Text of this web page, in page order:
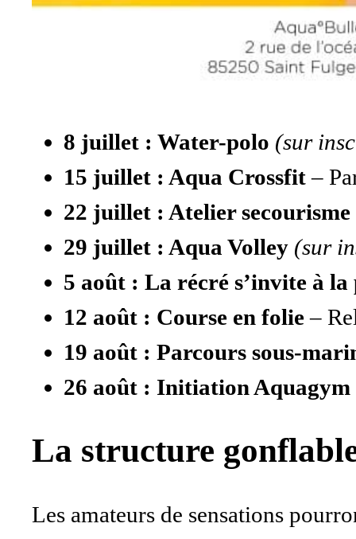
8 juillet : Water-polo (sur
15 juillet : Aqua Crossfit–
22 juillet : Atelier
29 juillet : Aqua Volley (sur
5 août : La récré s’invite à la
12 août : Course en folie–
19 août : Parcours sous-
26 août : Initiation Aquagym
La structure
Les amateurs de sensations